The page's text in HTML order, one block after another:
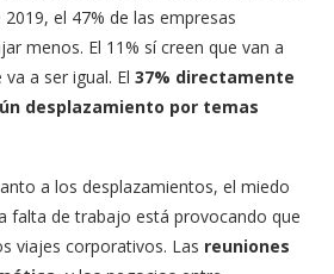
el 47% de las empresas
menos. El 11% sí creen que van a
a ser igual. El 37% directamente
desplazamiento por temas
a los desplazamientos, el miedo
falta de trabajo está provocando que
viajes corporativos. Las reuniones